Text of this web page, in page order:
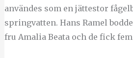
användes som en jättestor
springvatten. Hans Ramel
fru Amalia Beata och de fick